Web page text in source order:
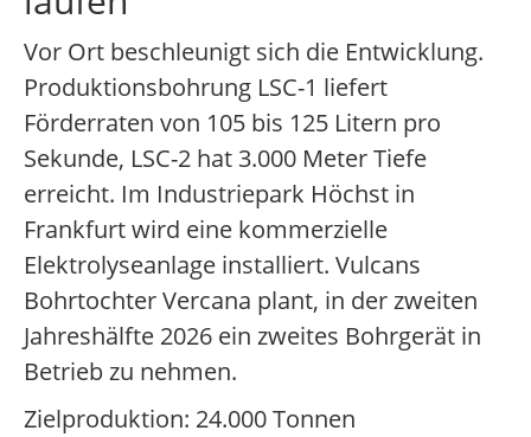
Vor Ort beschleunigt sich die Entwicklung.
Produktionsbohrung LSC-1 liefert
Förderraten von 105 bis 125 Litern pro
Sekunde, LSC-2 hat 3.000 Meter Tiefe
erreicht. Im Industriepark Höchst in
Frankfurt wird eine kommerzielle
Elektrolyseanlage installiert. Vulcans
Bohrtochter Vercana plant, in der zweiten
Jahreshälfte 2026 ein zweites Bohrgerät in
Betrieb zu nehmen.
Zielproduktion: 24.000 Tonnen